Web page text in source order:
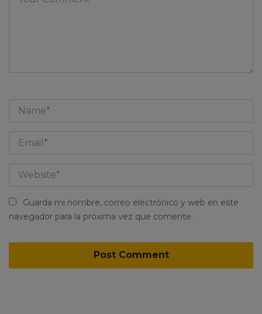
Guarda mi nombre, correo electrónico y web en este
navegador para la próxima vez que comente.